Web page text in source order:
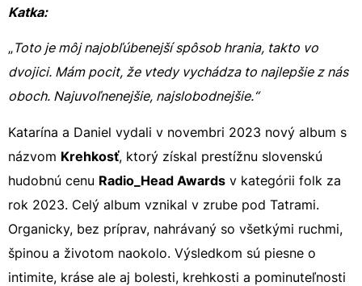
Katka:
„Toto je môj najobľúbenejší spôsob hrania, takto vo
dvojici. Mám pocit, že vtedy vychádza to najlepšie z nás
oboch. Najuvoľnenejšie, najslobodnejšie.“
Katarína a Daniel vydali v novembri 2023 nový album s
názvom Krehkosť, ktorý získal prestížnu slovenskú
hudobnú cenu Radio_Head Awards v kategórii folk za
rok 2023. Celý album vznikal v zrube pod Tatrami.
Organicky, bez príprav, nahrávaný so všetkými ruchmi,
špinou a životom naokolo. Výsledkom sú piesne o
intimite, kráse ale aj bolesti, krehkosti a pominuteľnosti